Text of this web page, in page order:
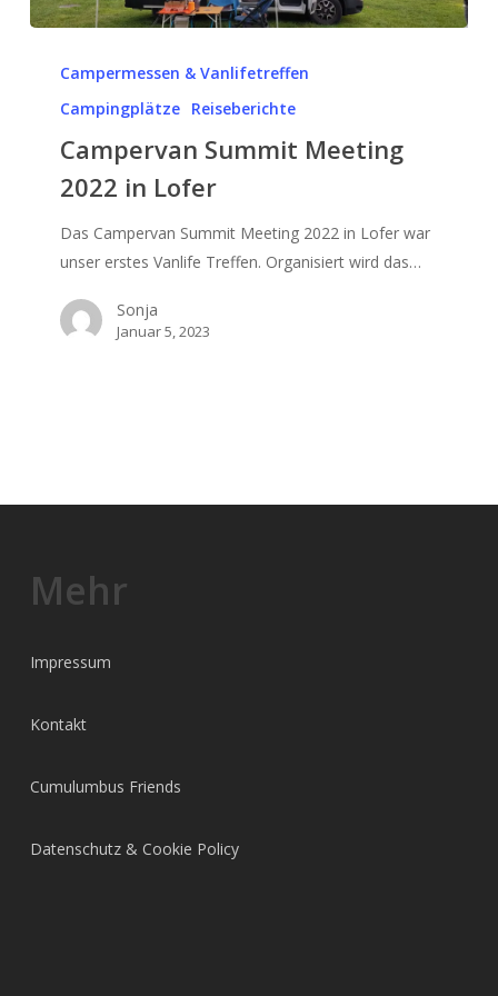
Summit
Meeting
Lofer
Campermessen & Vanlifetreffen
Campingplätze Reiseberichte
Campervan Summit Meeting
2022 in Lofer
Das Campervan Summit Meeting 2022 in Lofer war
unser erstes Vanlife Treffen. Organisiert wird das…
Sonja
Januar 5, 2023
Mehr
Impressum
Kontakt
Cumulumbus Friends
Datenschutz & Cookie Policy